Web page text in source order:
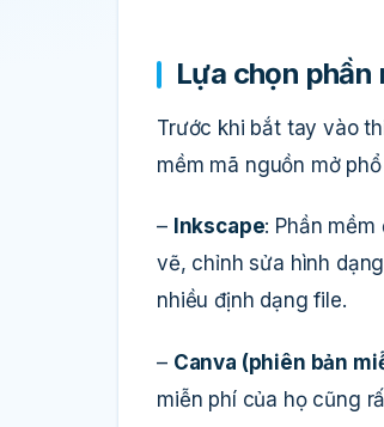
Lựa chọn phần
Trước khi bắt tay vào
mềm mã nguồn mở
– Inkscape: Phần
vẽ, chỉnh sửa hình
nhiều định dạng file.
– Canva (phiên bản
miễn phí của họ cũng